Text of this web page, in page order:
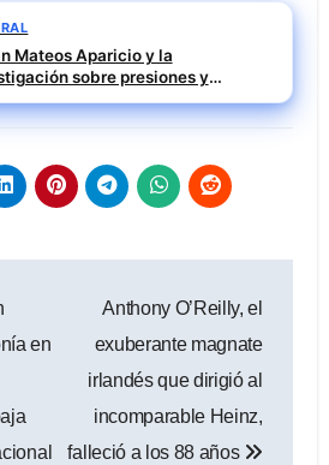
Mateos Aparicio y la
sobre presiones y
privilegiados en el rescate
Reunidos
en
Anthony O’Reilly, el
exuberante magnate
irlandés que dirigió al
incomparable Heinz,
falleció a los 88 años